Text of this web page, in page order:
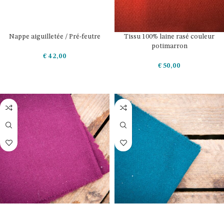
Nappe aiguilletée / Pré-feutre
€ 42,00
Tissu 100% laine rasé couleur
potimarron
€ 50,00